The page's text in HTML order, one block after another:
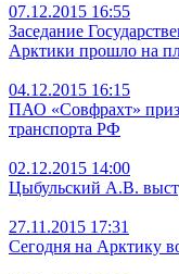
07.12.2015 16:55
Заседание
Арктики прошло на
04.12.2015 16:15
ПАО «Совфрахт»
транспорта РФ
02.12.2015 14:00
Цыбульский А.В.
27.11.2015 17:31
Сегодня на Арктику